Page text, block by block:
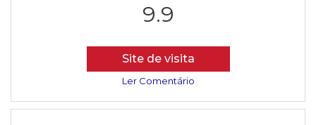
9.9
Site de visita
Ler Comentário